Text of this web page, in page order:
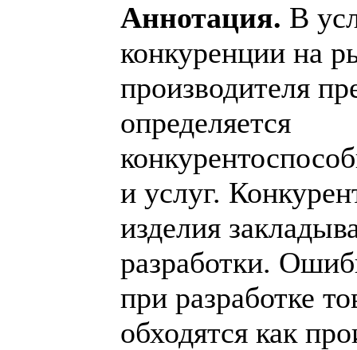
Аннотация. В
конкуренции на
производителя
определяется
и услуг.
изделия
разработки.
при разработке
обходятся как